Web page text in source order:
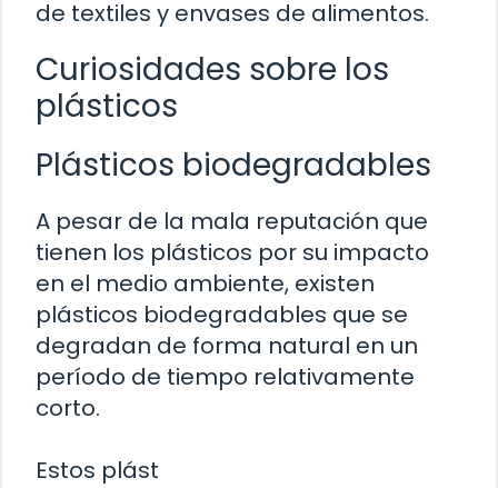
de textiles y envases de alimentos.
Curiosidades sobre los
plásticos
Plásticos biodegradables
A pesar de la mala reputación que
tienen los plásticos por su impacto
en el medio ambiente, existen
plásticos biodegradables que se
degradan de forma natural en un
período de tiempo relativamente
corto.
Estos plást